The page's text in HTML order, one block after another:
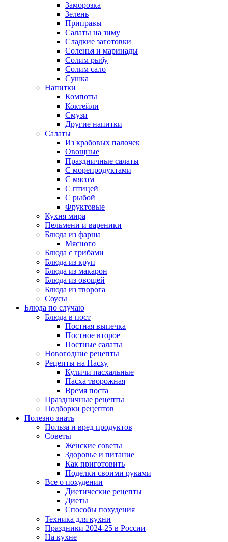
Заморозка
Зелень
Приправы
Салаты на зиму
Сладкие заготовки
Соленья и маринады
Солим рыбу
Солим сало
Сушка
Напитки
Компоты
Коктейли
Смузи
Другие напитки
Салаты
Из крабовых палочек
Овощные
Праздничные салаты
С морепродуктами
С мясом
С птицей
С рыбой
Фруктовые
Кухня мира
Пельмени и вареники
Блюда из фарша
Мясного
Блюда с грибами
Блюда из круп
Блюда из макарон
Блюда из овощей
Блюда из творога
Соусы
Блюда по случаю
Блюда в пост
Постная выпечка
Постное второе
Постные салаты
Новогодние рецепты
Рецепты на Пасху
Куличи пасхальные
Пасха творожная
Время поста
Праздничные рецепты
Подборки рецептов
Полезно знать
Польза и вред продуктов
Советы
Женские советы
Здоровье и питание
Как приготовить
Поделки своими руками
Все о похудении
Диетические рецепты
Диеты
Способы похудения
Техника для кухни
Праздники 2024-25 в России
На кухне